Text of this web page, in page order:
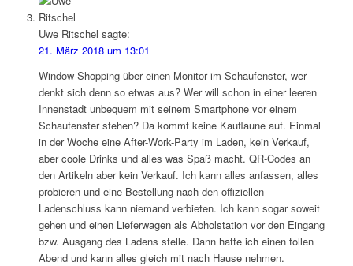
Uwe Ritschel sagte:
21. März 2018 um 13:01
Window-Shopping über einen Monitor im Schaufenster, wer
denkt sich denn so etwas aus? Wer will schon in einer leeren
Innenstadt unbequem mit seinem Smartphone vor einem
Schaufenster stehen? Da kommt keine Kauflaune auf. Einmal
in der Woche eine After-Work-Party im Laden, kein Verkauf,
aber coole Drinks und alles was Spaß macht. QR-Codes an
den Artikeln aber kein Verkauf. Ich kann alles anfassen, alles
probieren und eine Bestellung nach den offiziellen
Ladenschluss kann niemand verbieten. Ich kann sogar soweit
gehen und einen Lieferwagen als Abholstation vor den Eingang
bzw. Ausgang des Ladens stelle. Dann hatte ich einen tollen
Abend und kann alles gleich mit nach Hause nehmen.